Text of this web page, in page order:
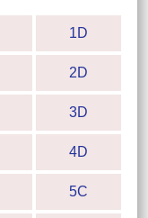
1D
2D
3D
4D
5C